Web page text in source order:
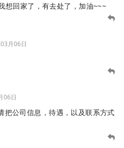
想回家了，有去处了，加油~~~
月06日
06日
把公司信息，待遇，以及联系方式